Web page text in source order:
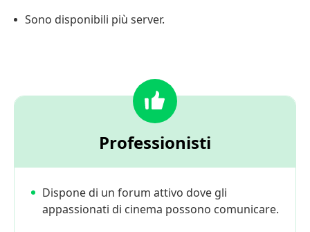
Sono disponibili più server.
Professionisti
Dispone di un forum attivo dove gli
appassionati di cinema possono comunicare.